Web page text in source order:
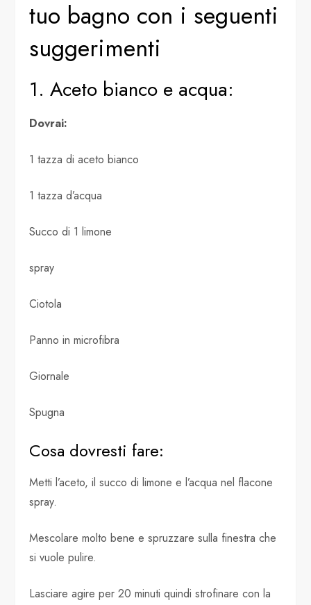
tuo bagno con i seguenti
suggerimenti
1. Aceto bianco e acqua:
Dovrai:
1 tazza di aceto bianco
1 tazza d’acqua
Succo di 1 limone
spray
Ciotola
Panno in microfibra
Giornale
Spugna
Cosa dovresti fare:
Metti l’aceto, il succo di limone e l’acqua nel flacone
spray.
Mescolare molto bene e spruzzare sulla finestra che
si vuole pulire.
Lasciare agire per 20 minuti quindi strofinare con la